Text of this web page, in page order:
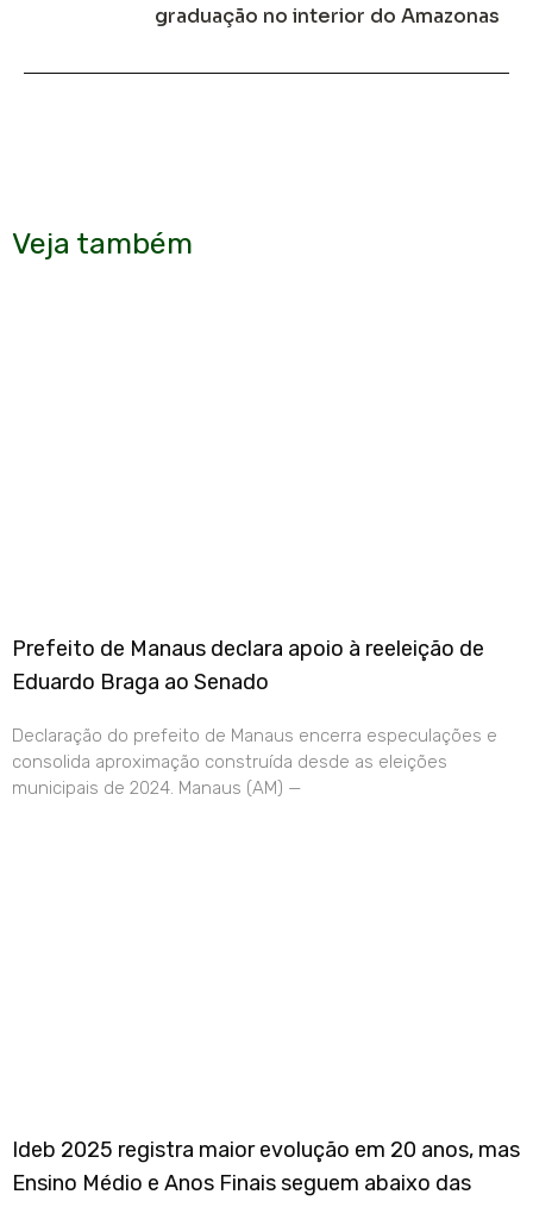
graduação no interior do Amazonas
Veja também
Prefeito de Manaus declara apoio à reeleição de
Eduardo Braga ao Senado
Declaração do prefeito de Manaus encerra especulações e
consolida aproximação construída desde as eleições
municipais de 2024. Manaus (AM) —
Ideb 2025 registra maior evolução em 20 anos, mas
Ensino Médio e Anos Finais seguem abaixo das